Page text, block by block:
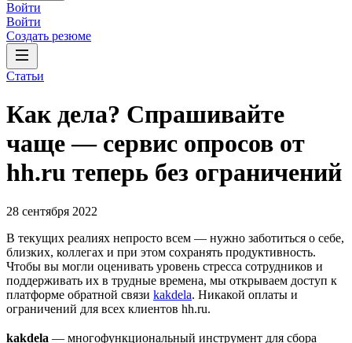
Войти
Войти
Создать резюме
Статьи
Как дела? Спрашивайте
чаще — сервис опросов от
hh.ru теперь без ограничений
28 сентября 2022
В текущих реалиях непросто всем — нужно заботиться о себе,
близких, коллегах и при этом сохранять продуктивность.
Чтобы вы могли оценивать уровень стресса сотрудников и
поддерживать их в трудные времена, мы открываем доступ к
платформе обратной связи kakdela. Никакой оплаты и
ограничений для всех клиентов hh.ru.
kakdela — многофункциональный инструмент для сбора